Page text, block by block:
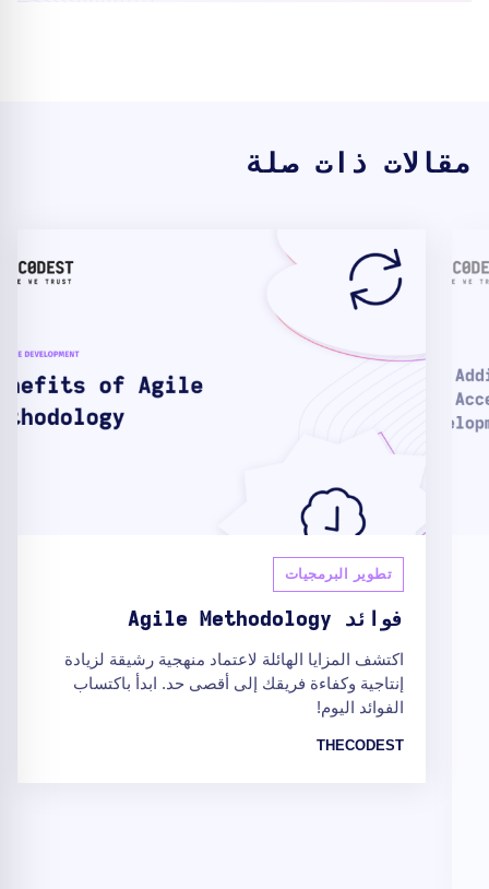
مقالات ذات صلة
تطوير البرمجيات
فوائد Agile Methodology
اكتشف المزايا الهائلة لاعتماد منهجية رشيقة لزيادة
إنتاجية وكفاءة فريقك إلى أقصى حد. ابدأ باكتساب
الفوائد اليوم!
THECODEST